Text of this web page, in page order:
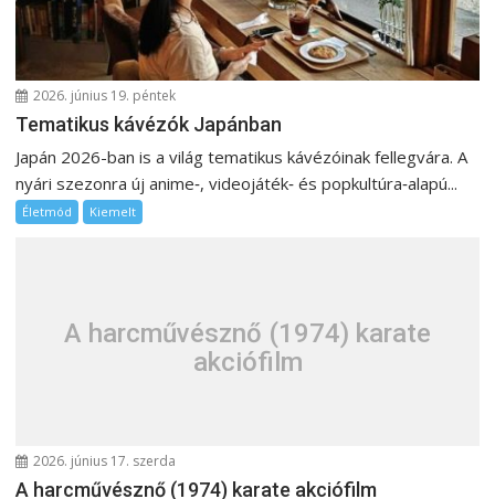
c
i
ó
2026. június 19. péntek
Tematikus kávézók Japánban
Japán 2026-ban is a világ tematikus kávézóinak fellegvára. A
nyári szezonra új anime‑, videojáték‑ és popkultúra‑alapú...
Életmód Kiemelt
A harcművésznő (1974) karate
akciófilm
2026. június 17. szerda
A harcművésznő (1974) karate akciófilm